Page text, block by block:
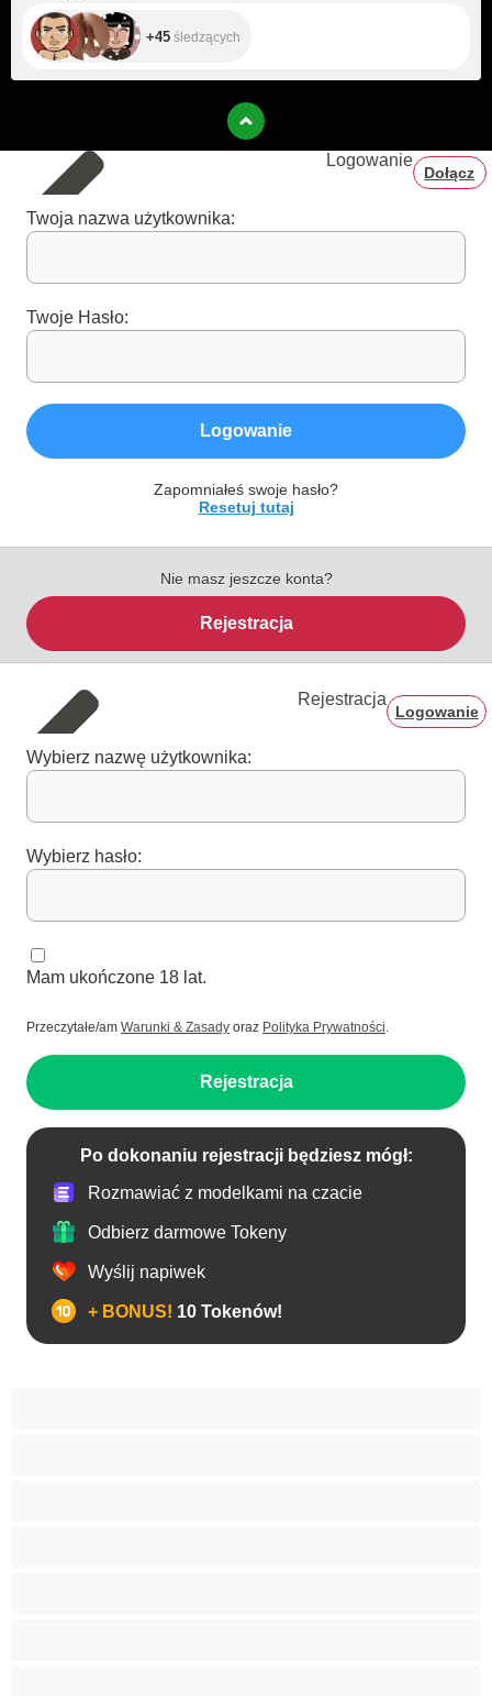
+45 śledzących
Logowanie
Dołącz
Twoja nazwa użytkownika:
Twoje Hasło:
Logowanie
Zapomniałeś swoje hasło?
Resetuj tutaj
Nie masz jeszcze konta?
Rejestracja
Rejestracja
Logowanie
Wybierz nazwę użytkownika:
Wybierz hasło:
Mam ukończone 18 lat.
Przeczytałe/am Warunki & Zasady oraz Polityka Prywatności.
Rejestracja
Po dokonaniu rejestracji będziesz mógł:
Rozmawiać z modelkami na czacie
Odbierz darmowe Tokeny
Wyślij napiwek
+ BONUS! 10 Tokenów!